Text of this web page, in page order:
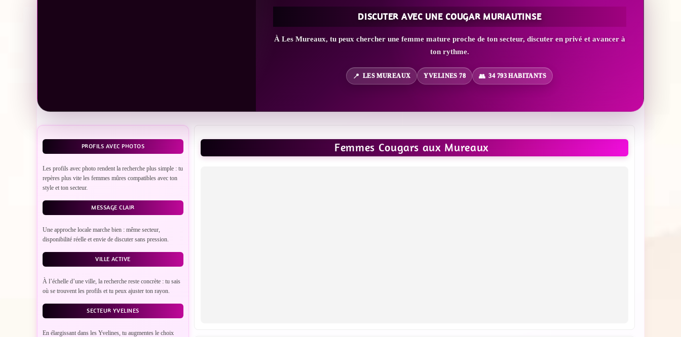
DISCUTER AVEC UNE COUGAR MURIAUTINSE
À Les Mureaux, tu peux chercher une femme mature proche de ton secteur, discuter en privé et avancer à
ton rythme.
LES MUREAUX YVELINES 78 34 793 HABITANTS
PROFILS AVEC PHOTOS
Les profils avec photo rendent la recherche plus simple : tu
repères plus vite les femmes mûres compatibles avec ton
style et ton secteur.
MESSAGE CLAIR
Une approche locale marche bien : même secteur,
disponibilité réelle et envie de discuter sans pression.
VILLE ACTIVE
À l’échelle d’une ville, la recherche reste concrète : tu sais
où se trouvent les profils et tu peux ajuster ton rayon.
SECTEUR YVELINES
En élargissant dans les Yvelines, tu augmentes le choix
Femmes Cougars aux Mureaux